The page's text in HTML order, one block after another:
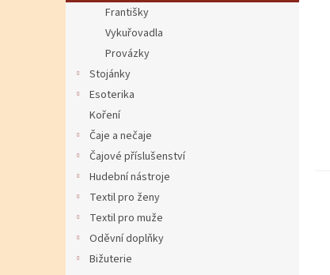
Františky
Vykuřovadla
Provázky
Stojánky
Esoterika
Koření
Čaje a nečaje
Čajové příslušenství
Hudební nástroje
Textil pro ženy
Textil pro muže
Oděvní doplňky
Bižuterie